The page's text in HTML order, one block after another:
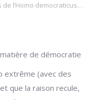
de l’Homo democraticus…
de démocratie
extrême (avec des
que la raison recule,